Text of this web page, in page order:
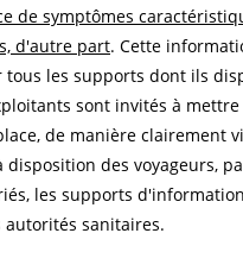
de symptômes
d'autre part. Cette
tous les supports dont ils
sont invités à mettre
de manière clairement
disposition des voyageurs,
les supports d'information
sanitaires.